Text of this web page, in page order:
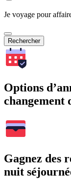
Je voyage pour
Rechercher
Options
changement
Gagnez des
nuit